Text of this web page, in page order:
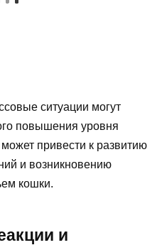
ситуации могут
повышения уровня
привести к развитию
и возникновению
кошки.
и